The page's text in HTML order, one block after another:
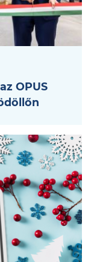
OPUS